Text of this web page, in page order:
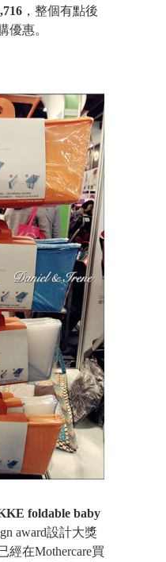
，整個有點後
優惠。
foldable baby
award設計大獎
經在Mothercare買